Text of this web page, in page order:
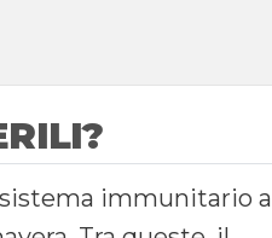
immunitario a